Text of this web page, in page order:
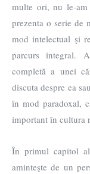
multe ori, nu le-am
prezenta o serie de
mod intelectual şi
parcurs integral.
completă a unei
discuta despre ea
în mod paradoxal,
important în cultura
În primul capitol
aminteşte de un